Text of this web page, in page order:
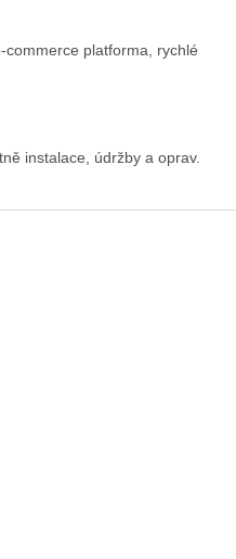
commerce platforma, rychlé
instalace, údržby a oprav.